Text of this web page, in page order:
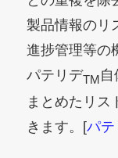
製品情報のリ
進捗管理等の
パテリデTM
まとめたリス
きます。[パテ